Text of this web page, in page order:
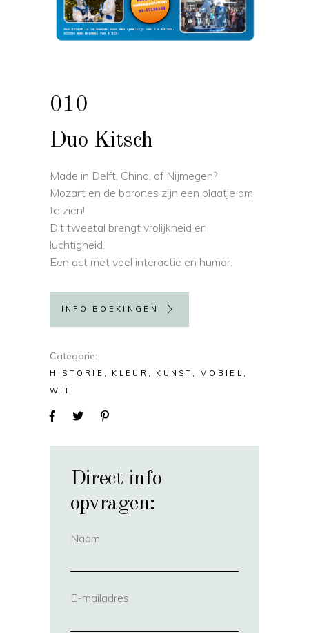
010
Duo Kitsch
Made in Delft, China, of Nijmegen?
Mozart en de barones zijn een plaatje om
te zien!
Dit tweetal brengt vrolijkheid en
luchtigheid.
Een act met veel interactie en humor.
INFO BOEKINGEN
Categorie
HISTORIE KLEUR KUNST
MOBIEL
WIT
Direct info
opvragen:
Naam
E-mailadres